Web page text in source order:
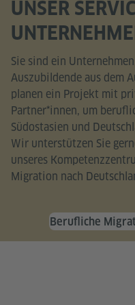
UNSER
Sie sind ein
Auszubildende aus dem
planen ein Projekt mit
Partner*innen, um
Südostasien und
Wir unterstützen Sie
unseres
Migration nach
Berufliche